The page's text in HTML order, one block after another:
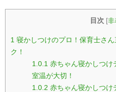
お問い
運営
目次 [非
1 寝かしつけのプロ！保育士さ
ク！
1.0.1 赤ちゃん寝かしつけ
室温が大切！
1.0.2 赤ちゃん寝かしつ